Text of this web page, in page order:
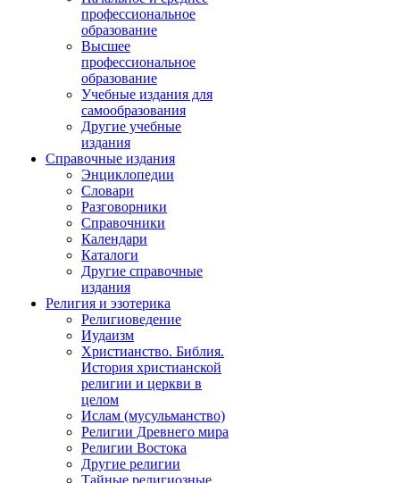
профессиональное
образование
Высшее
профессиональное
образование
Учебные издания для
самообразования
Другие учебные
издания
Справочные издания
Энциклопедии
Словари
Разговорники
Справочники
Календари
Каталоги
Другие справочные
издания
Религия и эзотерика
Религиоведение
Иудаизм
Христианство. Библия.
История христианской
религии и церкви в
целом
Ислам (мусульманство)
Религии Древнего мира
Религии Востока
Другие религии
Тайные религиозные